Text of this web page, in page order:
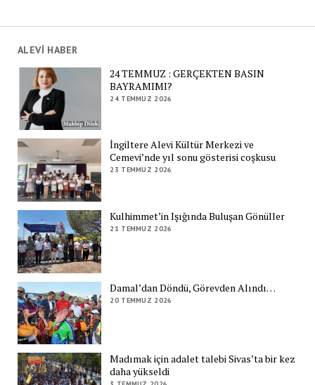
ALEVİ HABER
24 TEMMUZ : GERÇEKTEN BASIN
BAYRAMIMI?
24 TEMMUZ 2026
İngiltere Alevi Kültür Merkezi ve
Cemevi’nde yıl sonu gösterisi coşkusu
23 TEMMUZ 2026
Kulhimmet’in Işığında Buluşan Gönüller
21 TEMMUZ 2026
Damal’dan Döndü, Görevden Alındı…
20 TEMMUZ 2026
Madımak için adalet talebi Sivas’ta bir kez
daha yükseldi